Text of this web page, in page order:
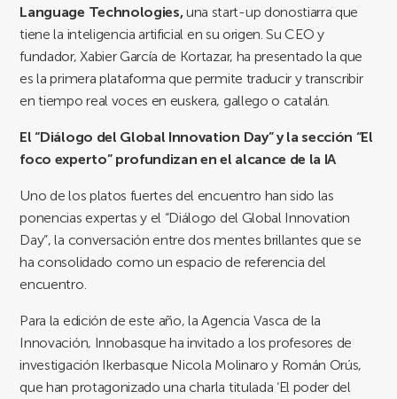
Language Technologies,una start-up donostiarra que
tiene la inteligencia artificial en su origen. Su CEO y
fundador, Xabier García de Kortazar, ha presentado la que
es la primera plataforma que permite traducir y transcribir
en tiempo real voces en euskera, gallego o catalán.
El “Diálogo del Global Innovation Day” y la sección “El
foco experto” profundizan en el alcance de la IA
Uno de los platos fuertes del encuentro han sido las
ponencias expertas y el “Diálogo del Global Innovation
Day”, la conversación entre dos mentes brillantes que se
ha consolidado como un espacio de referencia del
encuentro.
Para la edición de este año, la Agencia Vasca de la
Innovación, Innobasque ha invitado a los profesores de
investigación Ikerbasque Nicola Molinaro y Román Orús,
que han protagonizado una charla titulada ‘El poder del